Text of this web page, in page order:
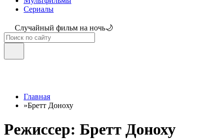
Сериалы
Случайный фильм на ночь🌙
Главная
»Бретт Доноху
Режиссер: Бретт Доноху